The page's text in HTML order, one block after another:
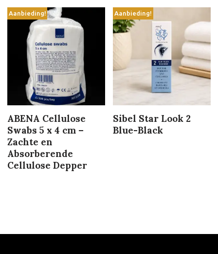
Aanbieding!
ABENA Cellulose
Swabs 5 x 4 cm –
Zachte en
Absorberende
Cellulose Depper
Aanbieding!
Sibel Star Look 2
Blue-Black